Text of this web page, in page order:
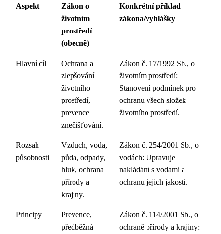
Aspekt
Zákon o
životním
prostředí
(obecně)
Konkrétní příklad
zákona/vyhlášky
Hlavní cíl
Ochrana a
zlepšování
životního
prostředí,
prevence
znečišťování.
Zákon č. 17/1992 Sb., o
životním prostředí:
Stanovení podmínek pro
ochranu všech složek
životního prostředí.
Rozsah
působnosti
Vzduch, voda,
půda, odpady,
hluk, ochrana
přírody a
krajiny.
Zákon č. 254/2001 Sb., o
vodách: Upravuje
nakládání s vodami a
ochranu jejich jakosti.
Principy
Prevence,
předběžná
Zákon č. 114/2001 Sb., o
ochraně přírody a krajiny: